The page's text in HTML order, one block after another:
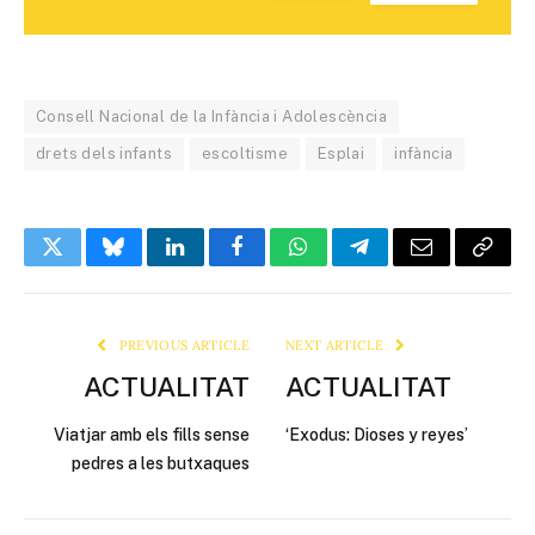
Consell Nacional de la Infància i Adolescència
drets dels infants escoltisme Esplai infància
TwitterBlueskyLinkedInFacebookWhatsAppTelegramEmail Copy
PREVIOUS ARTICLE
ACTUALITAT
Viatjar amb els fills sense
pedres a les butxaques
NEXT ARTICLE
ACTUALITAT
‘Exodus: Dioses y reyes’